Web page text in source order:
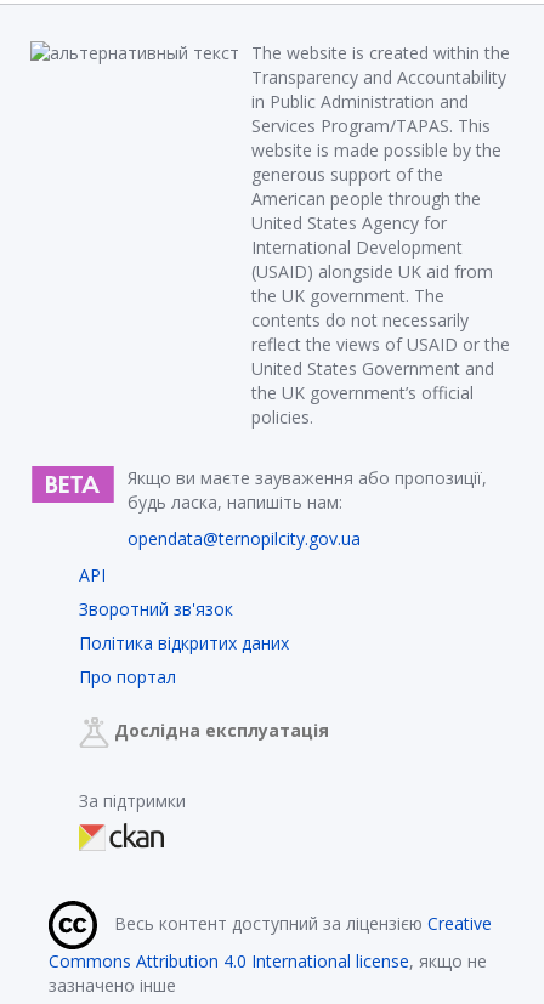
The website is created within the
Transparency and Accountability
in Public Administration and
Services Program/TAPAS. This
website is made possible by the
generous support of the
American people through the
United States Agency for
International Development
(USAID) alongside UK aid from
the UK government. The
contents do not necessarily
reflect the views of USAID or the
United States Government and
the UK government’s official
policies.
Якщо ви маєте зауваження або пропозиції,
будь ласка, напишіть нам:
opendata@ternopilcity.gov.ua
API
Зворотний зв'язок
Політика відкритих даних
Про портал
Дослідна експлуатація
За підтримки
Весь контент доступний за ліцензією Creative
Commons Attribution 4.0 International license, якщо не
зазначено інше